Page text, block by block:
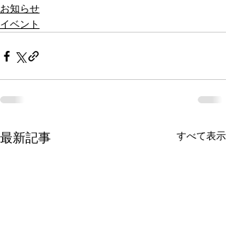
お知らせ
イベント
最新記事 すべて表示